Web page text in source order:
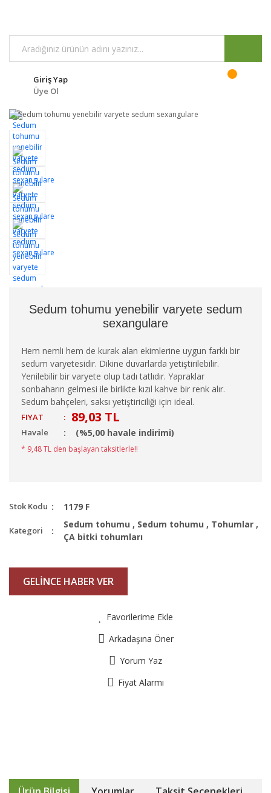
Giriş Yap
Üye Ol
Sedum tohumu yenebilir varyete sedum
sexangulare
Hem nemli hem de kurak alan ekimlerine uygun farklı bir
sedum varyetesidir. Dikine duvarlarda yetiştirilebilir.
Yenilebilir bir varyete olup tadı tatlıdır. Yapraklar
sonbaharın gelmesi ile birlikte kızıl kahve bir renk alır.
Sedum bahçeleri, saksı yetiştiriciliği için ideal.
FIYAT : 89,03 TL
Havale (%5,00 havale indirimi)
* 9,48 TL den başlayan taksitlerle!!
Stok Kodu 1179 F
Kategori
Sedum tohumu , Sedum tohumu , Tohumlar ,
ÇA bitki tohumları
GELİNCE HABER VER
Favorilerime Ekle
Arkadaşına Öner
Yorum Yaz
Fiyat Alarmı